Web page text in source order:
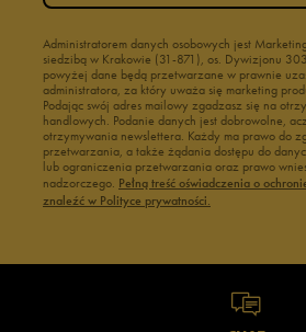
Administratorem danych osobowych jest
siedzibą w Krakowie (31-871), os. Dywizjonu
powyżej dane będą przetwarzane w prawnie
administratora, za który uważa się marketing
Podając swój adres mailowy zgadzasz się na
handlowych. Podanie danych jest dobrowolne,
otrzymywania newslettera. Każdy ma prawo do
przetwarzania, a także żądania dostępu do
lub ograniczenia przetwarzania oraz prawo
nadzorczego. Pełną treść oświadczenia o
znaleźć w Polityce prywatności.